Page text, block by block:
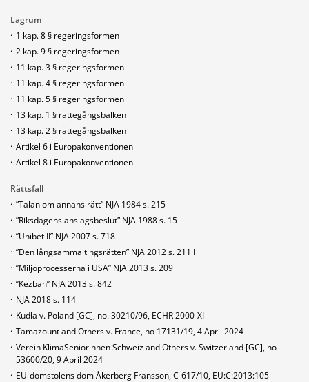
Lagrum
· 1 kap. 8 § regeringsformen
· 2 kap. 9 § regeringsformen
· 11 kap. 3 § regeringsformen
· 11 kap. 4 § regeringsformen
· 11 kap. 5 § regeringsformen
· 13 kap. 1 § rättegångsbalken
· 13 kap. 2 § rättegångsbalken
· Artikel 6 i Europakonventionen
· Artikel 8 i Europakonventionen
Rättsfall
· ”Talan om annans rätt” NJA 1984 s. 215
· ”Riksdagens anslagsbeslut” NJA 1988 s. 15
· ”Unibet II” NJA 2007 s. 718
· ”Den långsamma tingsrätten” NJA 2012 s. 211 I
· ”Miljöprocesserna i USA” NJA 2013 s. 209
· ”Kezban” NJA 2013 s. 842
· NJA 2018 s. 114
· Kudła v. Poland [GC], no. 30210/96, ECHR 2000-XI
· Tamazount and Others v. France, no 17131/19, 4 April 2024
· Verein KlimaSeniorinnen Schweiz and Others v. Switzerland [GC], no
53600/20, 9 April 2024
· EU-domstolens dom Åkerberg Fransson, C-617/10, EU:C:2013:105